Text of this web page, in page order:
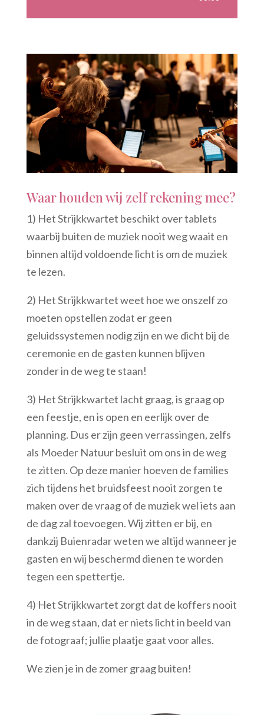
Waar houden wij zelf rekening mee?
1) Het Strijkkwartet beschikt over tablets
waarbij buiten de muziek nooit weg waait en
binnen altijd voldoende licht is om de muziek
te lezen.
2) Het Strijkkwartet weet hoe we onszelf zo
moeten opstellen zodat er geen
geluidssystemen nodig zijn en we dicht bij de
ceremonie en de gasten kunnen blijven
zonder in de weg te staan!
3) Het Strijkkwartet lacht graag, is graag op
een feestje, en is open en eerlijk over de
planning. Dus er zijn geen verrassingen, zelfs
als Moeder Natuur besluit om ons in de weg
te zitten. Op deze manier hoeven de families
zich tijdens het bruidsfeest nooit zorgen te
maken over de vraag of de muziek wel iets aan
de dag zal toevoegen. Wij zitten er bij, en
dankzij Buienradar weten we altijd wanneer je
gasten en wij beschermd dienen te worden
tegen een spettertje.
4) Het Strijkkwartet zorgt dat de koffers nooit
in de weg staan, dat er niets licht in beeld van
de fotograaf; jullie plaatje gaat voor alles.
We zien je in de zomer graag buiten!